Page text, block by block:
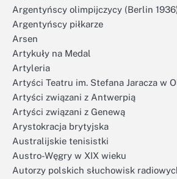
Argentyńscy olimpijczycy (Berlin
Argentyńscy piłkarze
Arsen
Artykuły na Medal
Artyleria
Artyści Teatru im. Stefana Jaracza w
Artyści związani z Antwerpią
Artyści związani z Genewą
Arystokracja brytyjska
Australijskie tenisistki
Austro-Węgry w XIX wieku
Autorzy polskich słuchowisk